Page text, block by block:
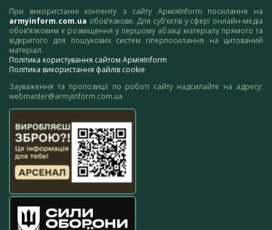
При використанні контенту з сайту АрміяInform посилання на
armyinform.com.ua обов’язкове. Для суб’єктів у сфері онлайн-медіа
обов’язковим є розміщення у першому абзаці матеріалу прямого та
відкритого для пошукових систем гіперпосилання на цитований
матеріал.
Політика користування сайтом АрміяInform
Політика використання файлів cookie
Зауваження та пропозиції по роботі сайту надсилайте на адресу:
webmaster@armyinform.com.ua